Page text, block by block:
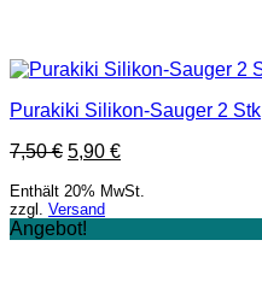
Purakiki Silikon-Sauger 2 Stk
7,50€ 5,90 €
Enthält 20% MwSt.
zzgl. Versand
Angebot!